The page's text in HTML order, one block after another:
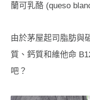
蘭可乳酪 (queso
由於茅屋起司脂肪與
質、鈣質和維他命
吧？